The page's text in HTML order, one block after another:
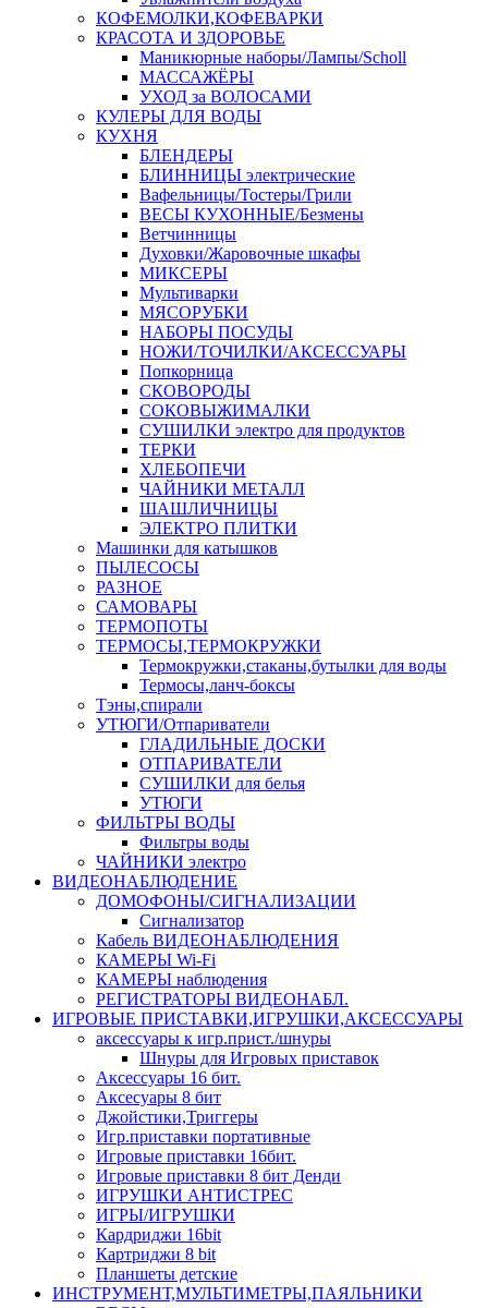
КОФЕМОЛКИ,КОФЕВАРКИ
КРАСОТА И ЗДОРОВЬЕ
Маникюрные наборы/Лампы/Scholl
МАССАЖЁРЫ
УХОД за ВОЛОСАМИ
КУЛЕРЫ ДЛЯ ВОДЫ
КУХНЯ
БЛЕНДЕРЫ
БЛИННИЦЫ электрические
Вафельницы/Тостеры/Грили
ВЕСЫ КУХОННЫЕ/Безмены
Ветчинницы
Духовки/Жаровочные шкафы
МИКСЕРЫ
Мультиварки
МЯСОРУБКИ
НАБОРЫ ПОСУДЫ
НОЖИ/ТОЧИЛКИ/АКСЕССУАРЫ
Попкорница
СКОВОРОДЫ
СОКОВЫЖИМАЛКИ
СУШИЛКИ электро для продуктов
ТЕРКИ
ХЛЕБОПЕЧИ
ЧАЙНИКИ МЕТАЛЛ
ШАШЛИЧНИЦЫ
ЭЛЕКТРО ПЛИТКИ
Машинки для катышков
ПЫЛЕСОСЫ
РАЗНОЕ
САМОВАРЫ
ТЕРМОПОТЫ
ТЕРМОСЫ,ТЕРМОКРУЖКИ
Термокружки,стаканы,бутылки для воды
Термосы,ланч-боксы
Тэны,спирали
УТЮГИ/Отпариватели
ГЛАДИЛЬНЫЕ ДОСКИ
ОТПАРИВАТЕЛИ
СУШИЛКИ для белья
УТЮГИ
ФИЛЬТРЫ ВОДЫ
Фильтры воды
ЧАЙНИКИ электро
ВИДЕОНАБЛЮДЕНИЕ
ДОМОФОНЫ/СИГНАЛИЗАЦИИ
Сигнализатор
Кабель ВИДЕОНАБЛЮДЕНИЯ
КАМЕРЫ Wi-Fi
КАМЕРЫ наблюдения
РЕГИСТРАТОРЫ ВИДЕОНАБЛ.
ИГРОВЫЕ ПРИСТАВКИ,ИГРУШКИ,АКСЕССУАРЫ
аксесcуары к игр.прист./шнуры
Шнуры для Игровых приставок
Аксессуары 16 бит.
Аксесуары 8 бит
Джойстики,Триггеры
Игр.приставки портативные
Игровые приставки 16бит.
Игровые приставки 8 бит Денди
ИГРУШКИ АНТИСТРЕС
ИГРЫ/ИГРУШКИ
Кардриджи 16bit
Картриджи 8 bit
Планшеты детские
ИНСТРУМЕНТ,МУЛЬТИМЕТРЫ,ПАЯЛЬНИКИ